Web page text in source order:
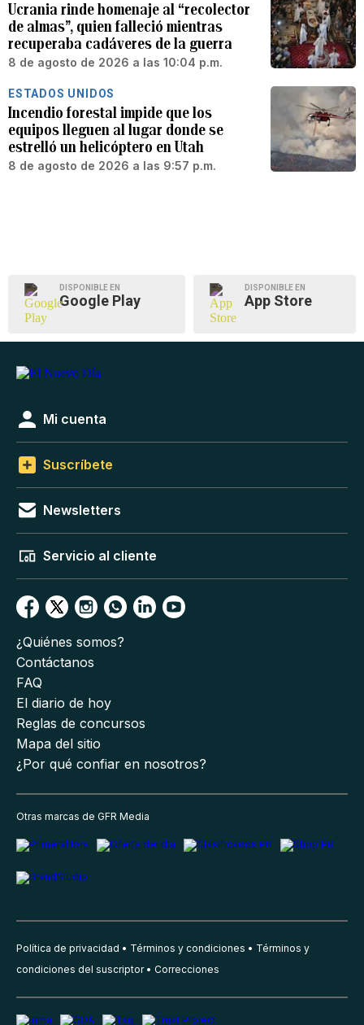
Ucrania rinde homenaje al “recolector
de almas”, quien falleció mientras
recuperaba cadáveres de la guerra
8 de agosto de 2026 a las 10:04 p.m.
ESTADOS UNIDOS
Incendio forestal impide que los
equipos lleguen al lugar donde se
estrelló un helicóptero en Utah
8 de agosto de 2026 a las 9:57 p.m.
DISPONIBLE EN
Google Play
DISPONIBLE EN
App Store
Mi cuenta
Suscríbete
Newsletters
Servicio al cliente
¿Quiénes somos?
Contáctanos
FAQ
El diario de hoy
Reglas de concursos
Mapa del sitio
¿Por qué confiar en nosotros?
Otras marcas de GFR Media
Política de privacidad Términos y condiciones
Términos y
condiciones del suscriptor
Correcciones